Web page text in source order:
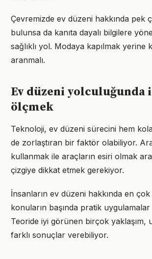
Çevremizde ev düzeni hakkında pek
bulunsa da kanıta dayalı bilgilere
sağlıklı yol. Modaya kapılmak yerine
aranmalı.
Ev düzeni
ölçmek
Teknoloji, ev düzeni sürecini hem
de zorlaştıran bir faktör olabiliyor.
kullanmak ile araçların esiri olmak
çizgiye dikkat etmek gerekiyor.
İnsanların ev düzeni hakkında en
konuların başında pratik
Teoride iyi görünen birçok yaklaşım,
farklı sonuçlar verebiliyor.